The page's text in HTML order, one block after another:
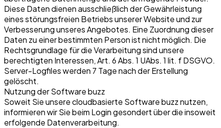
Diese Daten dienen ausschließlich der Gewährleistung
eines störungsfreien Betriebs unserer Website und zur
Verbesserung unseres Angebotes. Eine Zuordnung dieser
Daten zu einer bestimmten Person ist nicht möglich. Die
Rechtsgrundlage für die Verarbeitung sind unsere
berechtigten Interessen, Art. 6 Abs. 1 UAbs. 1 lit. f DSGVO.
Server-Logfiles werden 7 Tage nach der Erstellung
gelöscht.
Nutzung der Software buzz
Soweit Sie unsere cloudbasierte Software buzz nutzen,
informieren wir Sie beim Login gesondert über die insoweit
erfolgende Datenverarbeitung.